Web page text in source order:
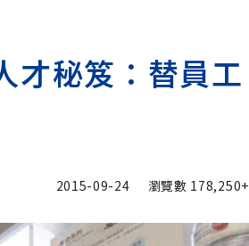
才秘笈：替員工
2015-09-24 瀏覽數 178,250+